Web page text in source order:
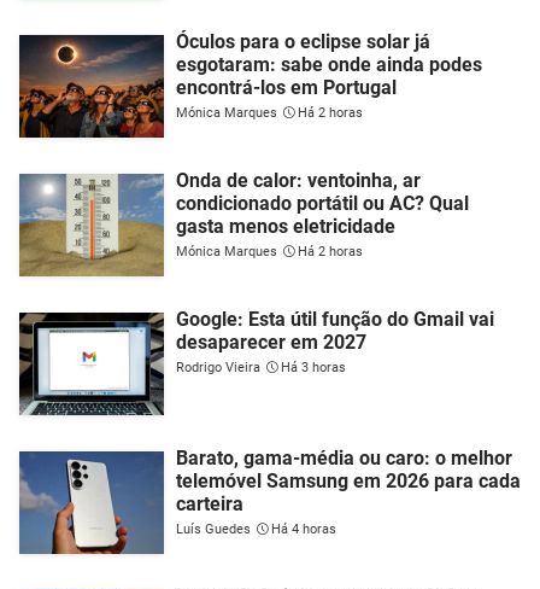
Óculos para o eclipse solar já
esgotaram: sabe onde ainda podes
encontrá-los em Portugal
Mónica Marques Há 2 horas
Onda de calor: ventoinha, ar
condicionado portátil ou AC? Qual
gasta menos eletricidade
Mónica Marques Há 2 horas
Google: Esta útil função do Gmail vai
desaparecer em 2027
Rodrigo Vieira Há 3 horas
Barato, gama-média ou caro: o melhor
telemóvel Samsung em 2026 para cada
carteira
Luís Guedes Há 4 horas